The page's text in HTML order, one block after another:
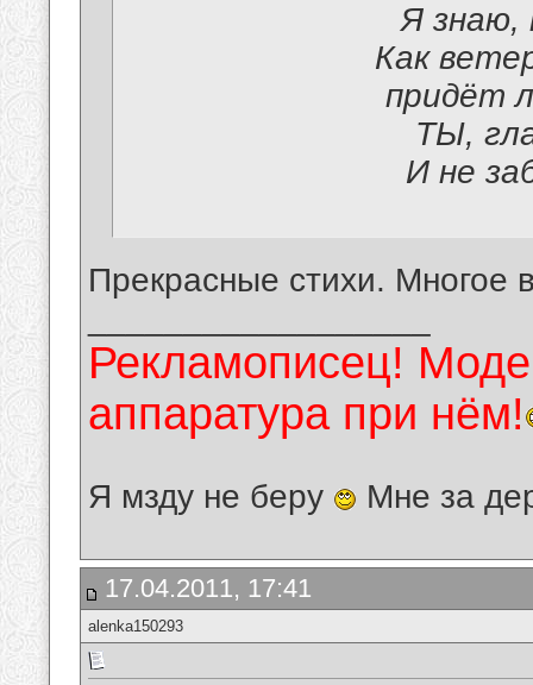
Я знаю,
Как
придёт
ТЫ,
И не
Прекрасные стихи. Многое
Рекламописец!
аппаратура при нём!
Я мзду не беру Мне за
17.04.2011, 17:41
alenka150293